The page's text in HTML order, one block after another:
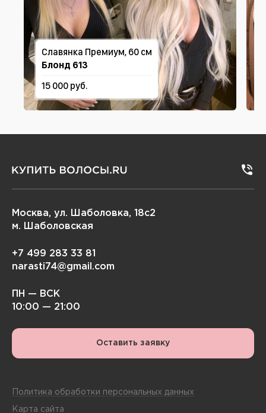
Славянка Премиум, 60 см
Блонд 613
15 000 руб.
Москва, ул. Шаболовка, 18с2
м. Шаболовская
+7 499 283 33 81
narasti74@gmail.com
ПН — ВСК
10:00 — 21:00
Оставить заявку
Политика обработки персональных данных
Карта сайта